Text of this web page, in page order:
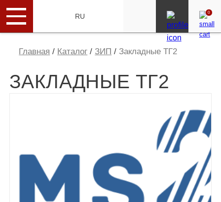
RU
ENG 0
Главная / Каталог / ЗИП / Закладные ТГ2
ЗАКЛАДНЫЕ ТГ2